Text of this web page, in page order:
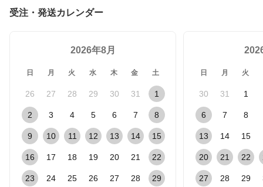
受注・発送カレンダー
2026年8月
日 月 火 水 木 金 土
26 27 28 29 30 31 1
2 3 4 5 6 7 8
9 10 11 12 13 14 15
16 17 18 19 20 21 22
23 24 25 26 27 28 29
日 月 火
30 31 1
6 7 8
13 14 15
20 21 22
27 28 29